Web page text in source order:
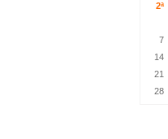
2ª
7
14
21
28